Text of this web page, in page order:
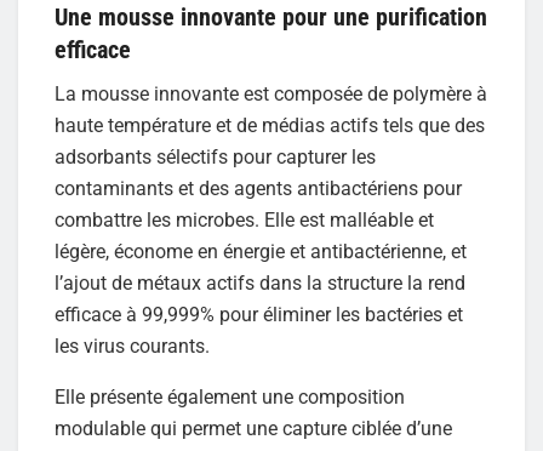
Une mousse innovante pour une purification
efficace
La mousse innovante est composée de polymère à
haute température et de médias actifs tels que des
adsorbants sélectifs pour capturer les
contaminants et des agents antibactériens pour
combattre les microbes. Elle est malléable et
légère, économe en énergie et antibactérienne, et
l’ajout de métaux actifs dans la structure la rend
efficace à 99,999% pour éliminer les bactéries et
les virus courants.
Elle présente également une composition
modulable qui permet une capture ciblée d’une